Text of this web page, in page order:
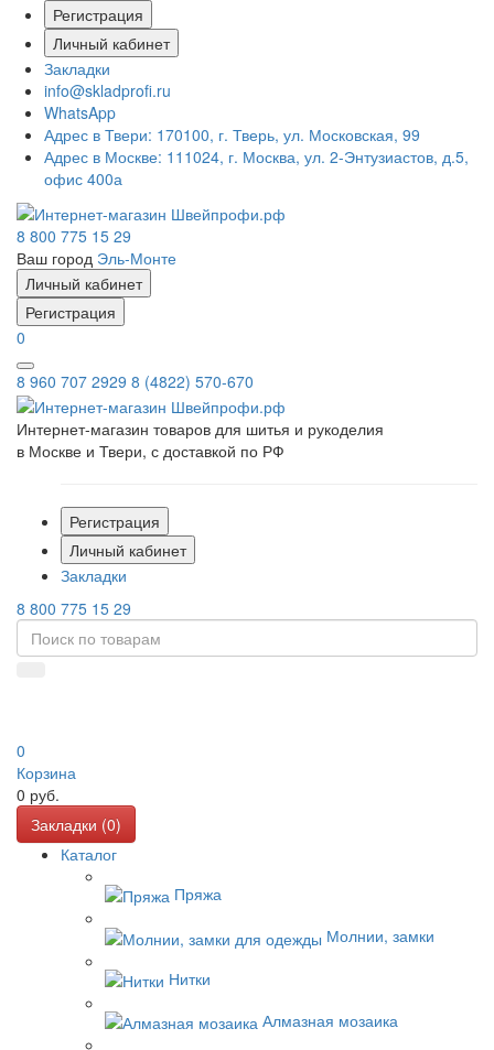
Регистрация
Личный кабинет
Закладки
info@skladprofi.ru
WhatsApp
Адрес в Твери: 170100, г. Тверь, ул. Московская, 99
Адрес в Москве: 111024, г. Москва, ул. 2-Энтузиастов, д.5,
офис 400а
8 800 775 15 29
Ваш город Эль-Монте
Личный кабинет
Регистрация
0
8 960 707 2929 8 (4822) 570-670
Интернет-магазин товаров для шитья и рукоделия
в Москве и Твери, с доставкой по РФ
Регистрация
Личный кабинет
Закладки
8 800 775 15 29
0
Корзина
0 руб.
Закладки (0)
Каталог
Пряжа
Молнии, замки
Нитки
Алмазная мозаика